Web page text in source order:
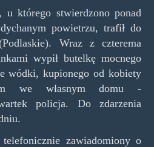
u którego stwierdzono ponad
powietrzu, trafił do
Wraz z czterema
wypił butelkę mocnego
wódki, kupionego od kobiety
we własnym domu -
policja. Do zdarzenia
zawiadomiony o